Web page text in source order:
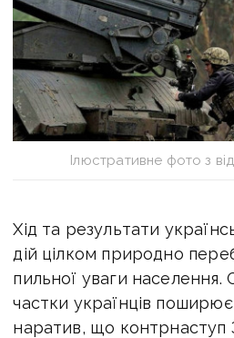
Ілюстративне фото з
Хід та результати
дій цілком природно
пильної уваги населення.
частки українців
наратив, що контрнаступ